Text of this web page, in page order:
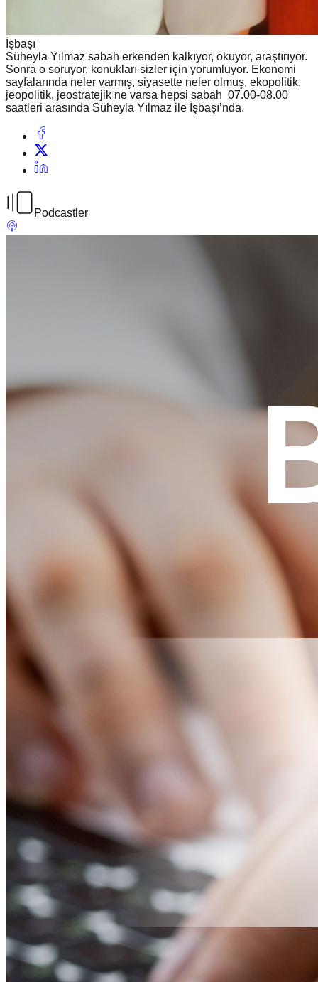
İşbaşı
Süheyla Yılmaz sabah erkenden kalkıyor, okuyor, araştırıyor.
Sonra o soruyor, konukları sizler için yorumluyor. Ekonomi
sayfalarında neler varmış, siyasette neler olmuş, ekopolitik,
jeopolitik, jeostratejik ne varsa hepsi sabah 07.00-08.00
saatleri arasında Süheyla Yılmaz ile İşbaşı’nda.
Podcastler